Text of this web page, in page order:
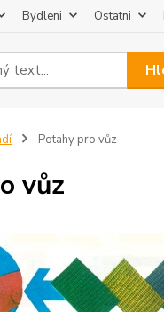
Bydleni Ostatni
Potahy pro vůz
vůz